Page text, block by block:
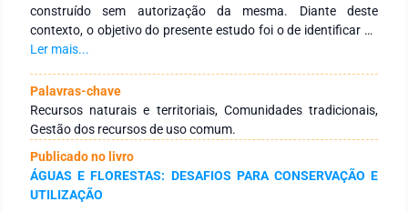
construído sem autorização da mesma. Diante deste
contexto, o objetivo do presente estudo foi o de identificar as
estratégias de uso dos recursos naturais e territoriais dos
os limites e potencialidades do sistema de gestão
participativa desta comunidade, bem como encontrar
alternativas para que a Comunidade Amparo continue a ser
um lugar de vida e história. Concebe-se para este estudo o
recurso natural como aquele situado na interface entre
processos sociais e naturais, um olhar lançado pelos homens
sobre seu meio biofísico e orientado por suas necessidades,
Ler mais...
Palavras-chave
Recursos naturais e territoriais, Comunidades tradicionais,
Gestão dos recursos de uso comum.
Publicado no livro
ÁGUAS E FLORESTAS: DESAFIOS PARA CONSERVAÇÃO E
UTILIZAÇÃO